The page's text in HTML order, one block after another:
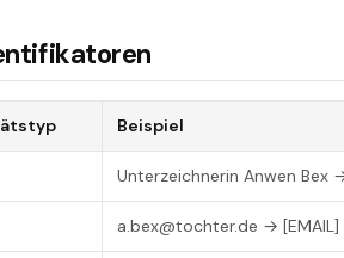
Beispiel
Unterzeichnerin Anwen Bex →
a.bex@tochter.de → [EMAIL]